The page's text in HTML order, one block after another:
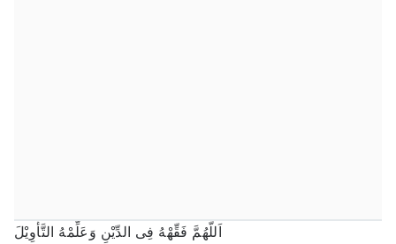
اَللَّهُمَّ فَقِّهْهُ فِى الدِّيْنِ وَعَلِّمْهُ التَّأْوِيْلَ